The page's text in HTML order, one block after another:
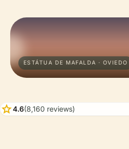
ESTÁTUA DE MAFALDA · OVIEDO
star4.6(8,160 reviews)